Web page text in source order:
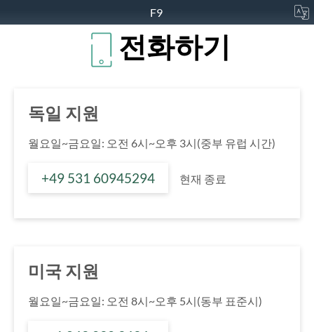
F9
전화하기
독일 지원
월요일~금요일: 오전 6시~오후 3시(중부 유럽 시간)
+49 531 60945294 현재 종료
미국 지원
월요일~금요일: 오전 8시~오후 5시(동부 표준시)